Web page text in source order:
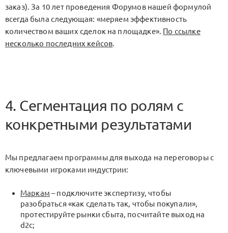
заказ). За 10 лет проведения Форумов нашей формулой
всегда была следующая: «меряем эффективность
количеством ваших сделок на площадке». По ссылке
несколько последних кейсов.
4. Сегментация по ролям с
конкретными результатами
Мы предлагаем программы для выхода на переговоры с
ключевыми игроками индустрии:
Маркам – подключите экспертизу, чтобы
разобраться «как сделать так, чтобы покупали»,
протестируйте рынки сбыта, посчитайте выход на
d2c;